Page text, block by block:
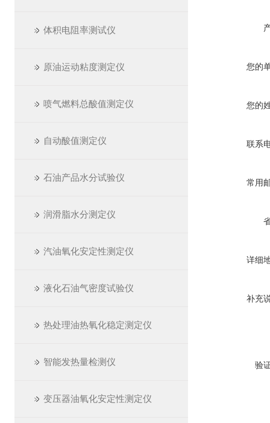
体积电阻率测试仪
原油运动粘度测定仪
喷气燃料总酸值测定仪
自动酸值测定仪
石油产品水分试验仪
润滑脂水分测定仪
汽油氧化安定性测定仪
液化石油气密度试验仪
热处理油热氧化稳定测定仪
智能发热量检测仪
变压器油氧化安定性测定仪
您的
您的
联系
常用
详细
补充
验